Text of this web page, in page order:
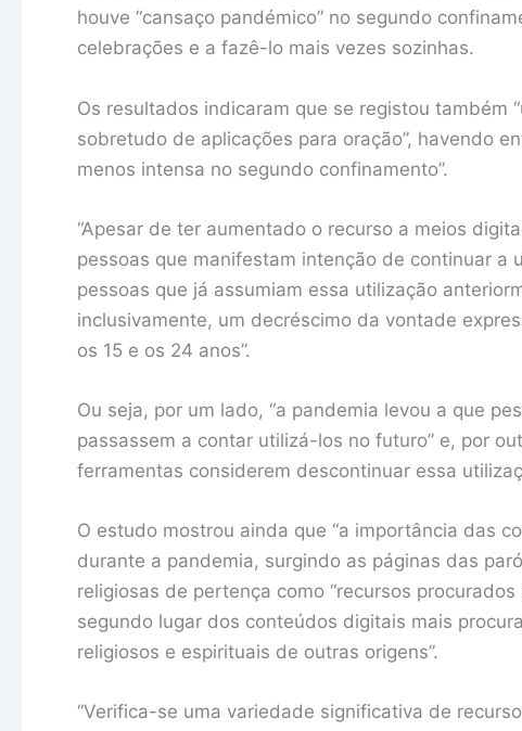
houve “cansaço pandémico” no segundo
celebrações e a fazê-lo mais vezes sozinhas.
Os resultados indicaram que se registou também
sobretudo de aplicações para oração”, havendo
menos intensa no segundo confinamento”.
“Apesar de ter aumentado o recurso a meios
pessoas que manifestam intenção de continuar
pessoas que já assumiam essa utilização
inclusivamente, um decréscimo da vontade
os 15 e os 24 anos”.
Ou seja, por um lado, “a pandemia levou a que
passassem a contar utilizá-los no futuro” e, por
ferramentas considerem descontinuar essa
O estudo mostrou ainda que “a importância das
durante a pandemia, surgindo as páginas das
religiosas de pertença como “recursos
segundo lugar dos conteúdos digitais mais
religiosos e espirituais de outras origens”.
“Verifica-se uma variedade significativa de